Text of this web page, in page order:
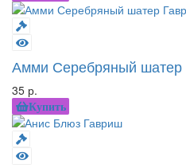
Амми Серебряный шатер
35 р.
Купить